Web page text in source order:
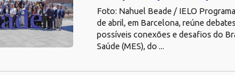
Foto: Nahuel Beade / IELO
de abril, em Barcelona, reúne
possíveis conexões e desafios do
Saúde (MES), do ...